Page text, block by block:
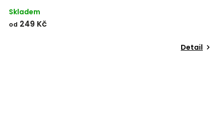
Skladem
od 249 Kč
Detail